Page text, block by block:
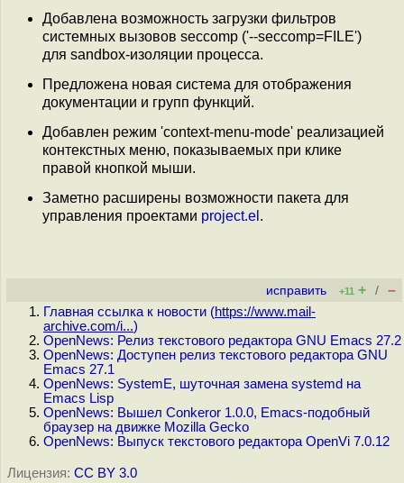
Добавлена возможность загрузки фильтров
системных вызовов seccomp ('--seccomp=FILE')
для sandbox-изоляции процесса.
Предложена новая система для отображения
документации и групп функций.
Добавлен режим 'context-menu-mode' реализацией
контекстных меню, показываемых при клике
правой кнопкой мыши.
Заметно расширены возможности пакета для
управления проектами project.el .
исправить +11 + / –
Главная ссылка к новости (https://www.mail-
archive.com/i...)
OpenNews: Релиз текстового редактора GNU Emacs 27.2
OpenNews: Доступен релиз текстового редактора GNU
Emacs 27.1
OpenNews: SystemE, шуточная замена systemd на
Emacs Lisp
OpenNews: Вышел Conkeror 1.0.0, Emacs-подобный
браузер на движке Mozilla Gecko
OpenNews: Выпуск текстового редактора OpenVi 7.0.12
Лицензия: CC BY 3.0